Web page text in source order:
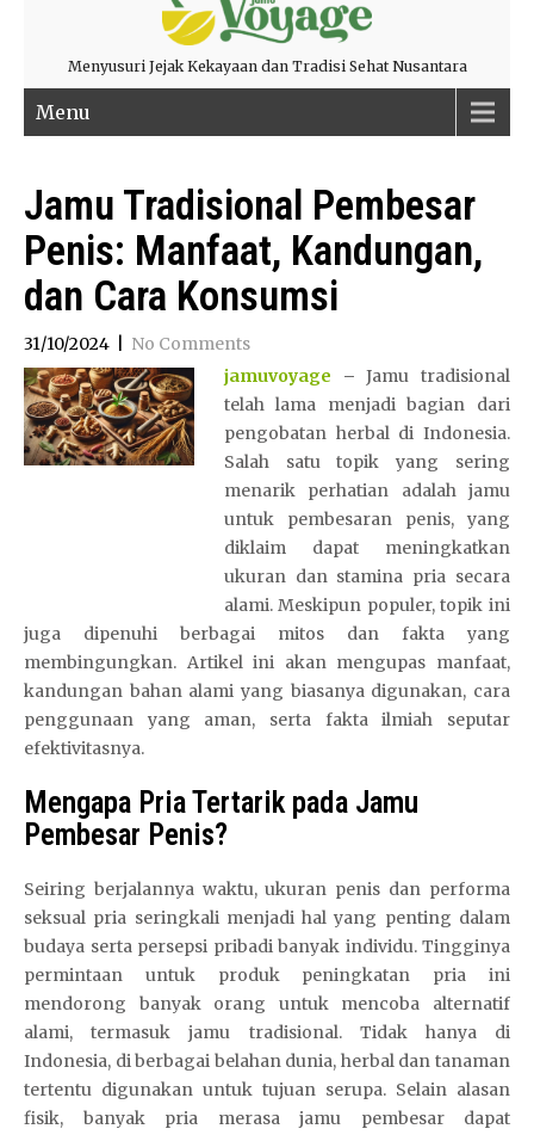
Menyusuri Jejak Kekayaan dan Tradisi Sehat Nusantara
Menu
Jamu Tradisional Pembesar
Penis: Manfaat, Kandungan,
dan Cara Konsumsi
31/10/2024
No Comments
jamuvoyage –Jamu tradisional
telah lama menjadi bagian dari
pengobatan herbal di Indonesia.
Salah satu topik yang sering
menarik perhatian adalah jamu
untuk pembesaran penis, yang
diklaim dapat meningkatkan
ukuran dan stamina pria secara
alami. Meskipun populer, topik ini
juga dipenuhi berbagai mitos dan fakta yang
membingungkan. Artikel ini akan mengupas manfaat,
kandungan bahan alami yang biasanya digunakan, cara
penggunaan yang aman, serta fakta ilmiah seputar
efektivitasnya.
Mengapa Pria Tertarik pada Jamu
Pembesar Penis?
Seiring berjalannya waktu, ukuran penis dan performa
seksual pria seringkali menjadi hal yang penting dalam
budaya serta persepsi pribadi banyak individu. Tingginya
permintaan untuk produk peningkatan pria ini
mendorong banyak orang untuk mencoba alternatif
alami, termasuk jamu tradisional. Tidak hanya di
Indonesia, di berbagai belahan dunia, herbal dan tanaman
tertentu digunakan untuk tujuan serupa. Selain alasan
fisik, banyak pria merasa jamu pembesar dapat